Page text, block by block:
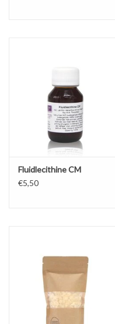
Fluidlecithine CM
€5,50